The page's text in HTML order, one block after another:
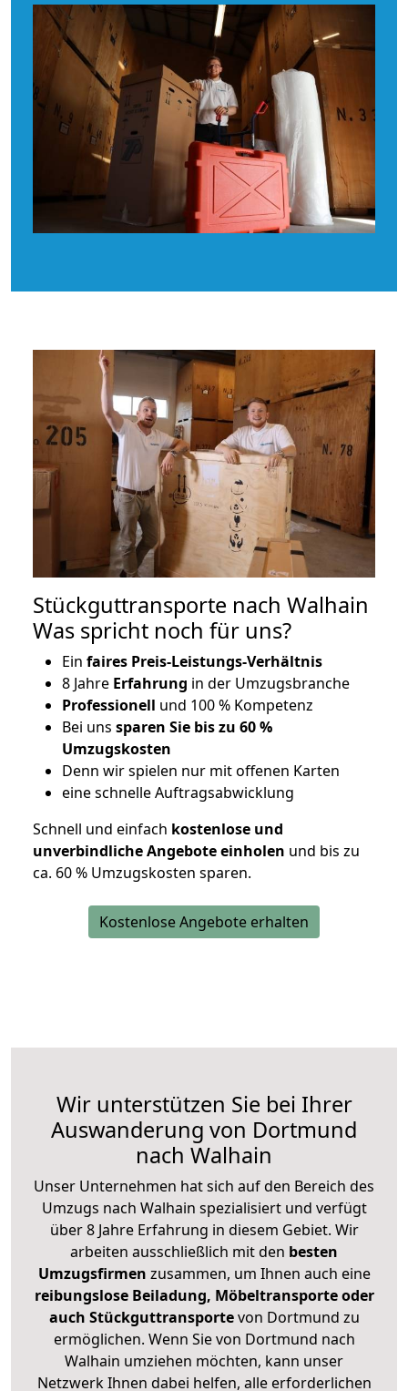
Stückguttransporte nach Walhain
Was spricht noch für uns?
Ein faires Preis-Leistungs-Verhältnis
8 Jahre Erfahrung in der Umzugsbranche
Professionell und 100 % Kompetenz
Bei uns sparen Sie bis zu 60 %
Umzugskosten
Denn wir spielen nur mit offenen Karten
eine schnelle Auftragsabwicklung
Schnell und einfach kostenlose und
unverbindliche Angebote einholen und bis zu
ca. 60 % Umzugskosten sparen.
Kostenlose Angebote erhalten
Wir unterstützen Sie bei Ihrer
Auswanderung von Dortmund
nach Walhain
Unser Unternehmen hat sich auf den Bereich des
Umzugs nach Walhain spezialisiert und verfügt
über 8 Jahre Erfahrung in diesem Gebiet. Wir
arbeiten ausschließlich mit den besten
Umzugsfirmen zusammen, um Ihnen auch eine
reibungslose Beiladung, Möbeltransporte oder
auch Stückguttransportevon Dortmund zu
ermöglichen. Wenn Sie von Dortmund nach
Walhain umziehen möchten, kann unser
Netzwerk Ihnen dabei helfen, alle erforderlichen